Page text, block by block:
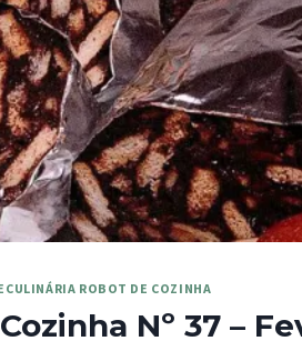
ROBOT DE COZINHA
Nº 37 –